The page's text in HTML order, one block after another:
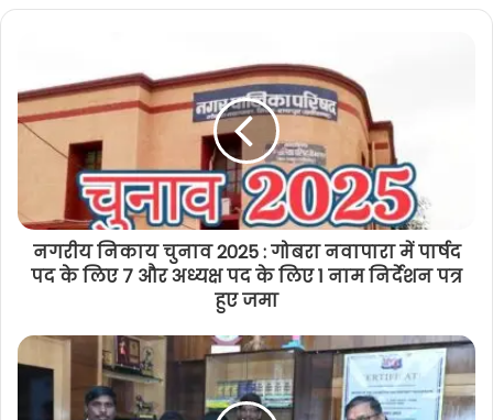
नगरीय निकाय चुनाव 2025 : गोबरा नवापारा में पार्षद
पद के लिए 7 और अध्यक्ष पद के लिए 1 नाम निर्देशन पत्र
हुए जमा